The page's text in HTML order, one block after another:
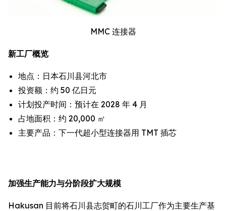
MMC 连接器
新工厂概览
地点：日本石川县河北市
投资额：约 50 亿日元
计划投产时间：预计在 2028 年 4 月
占地面积：约 20,000 ㎡
主要产品：下一代超小型连接器用 TMT 插芯
加强生产能力与分阶段扩大规模
Hakusan 目前将石川县志贺町的石川工厂作为主要生产基